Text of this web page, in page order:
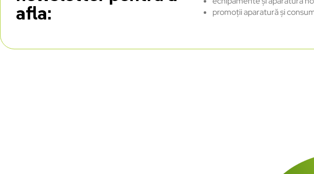
afla:
promoții aparatură și